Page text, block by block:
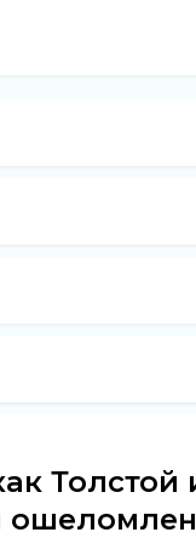
Толстой